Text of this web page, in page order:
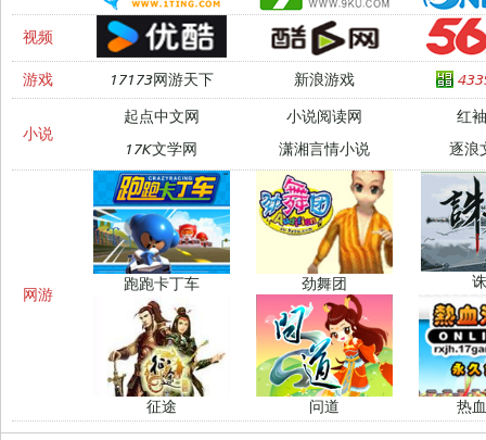
视频
游戏 17173网游天下 新浪游戏
小说
起点中文网 小说阅读网
红
17K文学网
潇湘言情小说 逐浪
网游
跑跑卡丁车 劲舞团
征途 问道 热